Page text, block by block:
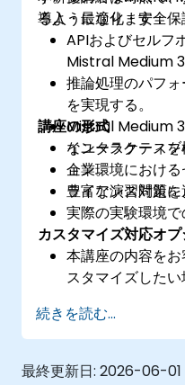
導入・最適化・安全保
るようになります：
APIおよびセルフ
Mistral Medium 3
推論処理のパフ
を実現する。
Mistral Medium
なユースケース
企業環境におけ
ライアンス対策
講座の形式
インタラクティ
ョン。
豊富な演習問題に
実際の実験環境で
カスタマイズ対応オ
本講座の内容を
スタマイズしたい
続きを読む...
最終更新日: 2026-06-01